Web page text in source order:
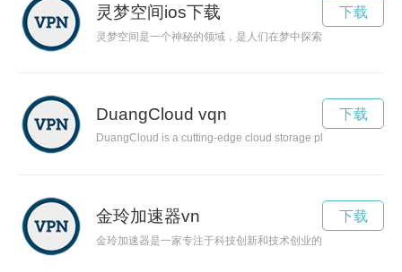
灵梦空间ios下载
灵梦空间是一个神秘的领域，是人们在梦中探索未知世界的窗
下载
DuangCloud vqn
DuangCloud is a cutting-edge cloud storage platform that is
下载
金玲加速器vn
金玲加速器是一家专注于科技创新和技术创业的孵化器，致力
下载